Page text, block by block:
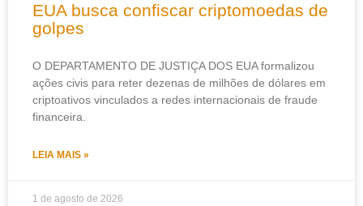
EUA busca confiscar criptomoedas de
golpes
O DEPARTAMENTO DE JUSTIÇA DOS EUA formalizou
ações civis para reter dezenas de milhões de dólares em
criptoativos vinculados a redes internacionais de fraude
financeira.
LEIA MAIS »
1 de agosto de 2026